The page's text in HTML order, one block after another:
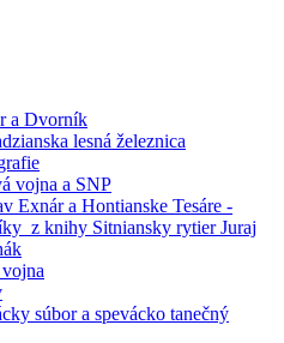
a Dvorník
lesná železnica
vojna a SNP
Exnár a Hontianske Tesáre -
z knihy Sitniansky rytier Juraj
súbor a spevácko tanečný